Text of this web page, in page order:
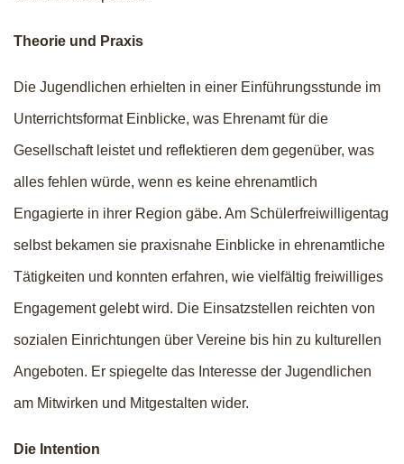
Theorie und Praxis
Die Jugendlichen erhielten in einer Einführungsstunde im
Unterrichtsformat Einblicke, was Ehrenamt für die
Gesellschaft leistet und reflektieren dem gegenüber, was
alles fehlen würde, wenn es keine ehrenamtlich
Engagierte in ihrer Region gäbe. Am Schülerfreiwilligentag
selbst bekamen sie praxisnahe Einblicke in ehrenamtliche
Tätigkeiten und konnten erfahren, wie vielfältig freiwilliges
Engagement gelebt wird. Die Einsatzstellen reichten von
sozialen Einrichtungen über Vereine bis hin zu kulturellen
Angeboten. Er spiegelte das Interesse der Jugendlichen
am Mitwirken und Mitgestalten wider.
Die Intention